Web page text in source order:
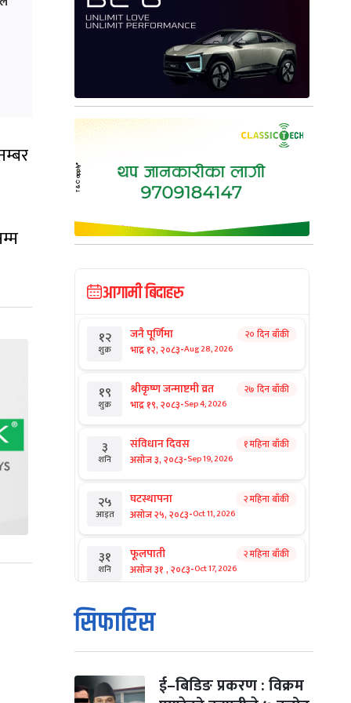
आगामी बिदाहरु
१२
शुक्र
जनै पूर्णिमा
भाद्र १२, २०८३-Aug 28, 2026
२० दिन बाँकी
१९
शुक्र
श्रीकृष्ण जन्माष्टमी व्रत
भाद्र १९, २०८३-Sep 4, 2026
२७ दिन बाँकी
३
शनि
संविधान दिवस
असोज ३, २०८३-Sep 19, 2026
१ महिना बाँकी
२५
आइत
घटस्थापना
असोज २५, २०८३-Oct 11, 2026
२ महिना बाँकी
३१
शनि
फूलपाती
असोज ३१ , २०८३-Oct 17, 2026
२ महिना बाँकी
१
आइत
कार्तिक सङ्क्रान्ति
कार्तिक १, २०८३
मंगल कार्तिक ३, २०८३-Oct 20, 2026
सिफारिस
ई–बिडिङ प्रकरण : विक्रम